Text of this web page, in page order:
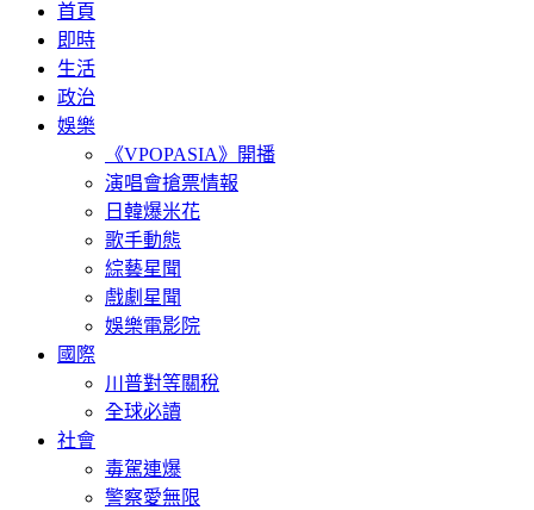
首頁
即時
生活
政治
娛樂
《VPOPASIA》開播
演唱會搶票情報
日韓爆米花
歌手動態
綜藝星聞
戲劇星聞
娛樂電影院
國際
川普對等關稅
全球必讀
社會
毒駕連爆
警察愛無限